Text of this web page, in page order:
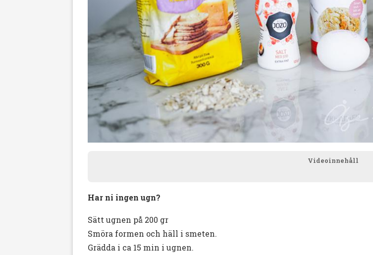
Videoinnehåll
Har ni ingen ugn?
Sätt ugnen på 200 gr
Smöra formen och häll i smeten.
Grädda i ca 15 min i ugnen.